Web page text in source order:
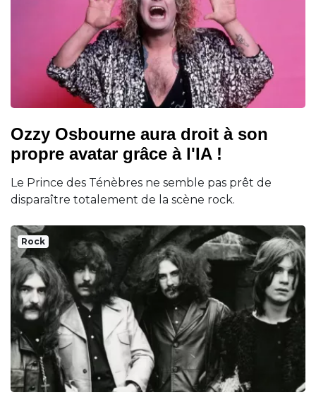
Ozzy Osbourne aura droit à son
propre avatar grâce à l'IA !
Le Prince des Ténèbres ne semble pas prêt de
disparaître totalement de la scène rock.
Rock